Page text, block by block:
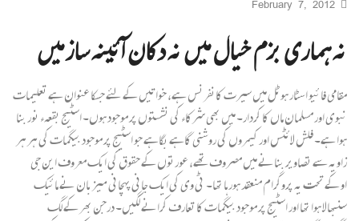
February 7, 2012
نہ ہماری بزم خیال میں نہ دکان آئینہ ساز میں
مقامی فائیو اسٹار ہوٹل میں سیرت کانفرنس ہے، خواتیں کے لئے جسکا عنوان ہے تعلیمات
نبوی اور مسلمان ماں کا کردار۔ میں بھی شرکاء کی نشستوں پر موجود ہوں۔ اسٹیج بقعہء نور بنا
ہوا ہے۔ فلش لائٹس اور کیمروں کی روشنی گاہے بگاہے جو اسٹیج پر موجود بیگمات کی ہر ہر
زاویہ سے تصاویر بنانے میں مصروف تھے، عورتوں کے حقوق کی ایک معروف این جی
او کے تحت یہ پروگرام منعقد ہورہا تھا۔ ٹی وی کی ایک جانی پہچانی میزبان نے مائیک
سنبھالا ہوا تھا اور اسٹیج پر موجود بیگمات کا تعارف کرانے لگیں۔ درجن بھر کے لگ